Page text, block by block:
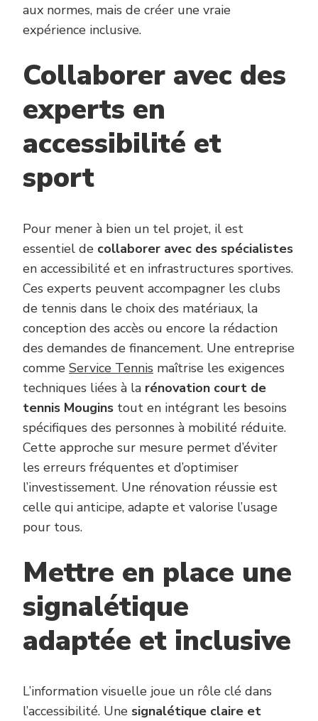
aux normes, mais de créer une vraie
expérience inclusive.
Collaborer avec des
experts en
accessibilité et
sport
Pour mener à bien un tel projet, il est
essentiel de collaborer avec des spécialistes
en accessibilité et en infrastructures sportives.
Ces experts peuvent accompagner les clubs
de tennis dans le choix des matériaux, la
conception des accès ou encore la rédaction
des demandes de financement. Une entreprise
comme Service Tennis maîtrise les exigences
techniques liées à la rénovation court de
tennis Mougins tout en intégrant les besoins
spécifiques des personnes à mobilité réduite.
Cette approche sur mesure permet d’éviter
les erreurs fréquentes et d’optimiser
l’investissement. Une rénovation réussie est
celle qui anticipe, adapte et valorise l’usage
pour tous.
Mettre en place une
signalétique
adaptée et inclusive
L’information visuelle joue un rôle clé dans
l’accessibilité. Une signalétique claire et